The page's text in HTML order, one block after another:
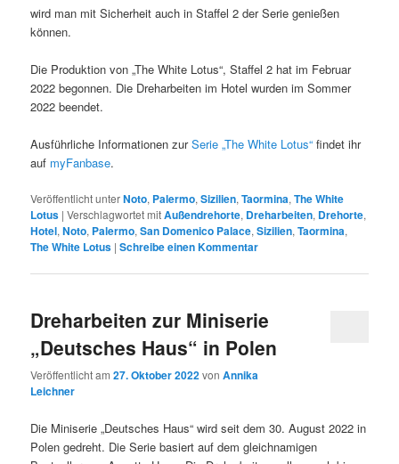
wird man mit Sicherheit auch in Staffel 2 der Serie genießen
können.
Die Produktion von „The White Lotus“, Staffel 2 hat im Februar
2022 begonnen. Die Dreharbeiten im Hotel wurden im Sommer
2022 beendet.
Ausführliche Informationen zurSerie „The White Lotus“ findet ihr
auf myFanbase.
Veröffentlicht unterNoto, Palermo,Sizilien,Taormina,The White
Lotus |Verschlagwortet mitAußendrehorte, Dreharbeiten, Drehorte,
Hotel,Noto, Palermo,San Domenico Palace,Sizilien,Taormina,
The White Lotus |Schreibe einen Kommentar
Dreharbeiten zur Miniserie
„Deutsches Haus“ in Polen
Veröffentlicht am27. Oktober 2022vonAnnika
Leichner
Die Miniserie „Deutsches Haus“ wird seit dem 30. August 2022 in
Polen gedreht. Die Serie basiert auf dem gleichnamigen